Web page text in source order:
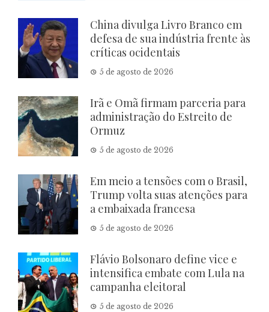
China divulga Livro Branco em
defesa de sua indústria frente às
críticas ocidentais
5 de agosto de 2026
Irã e Omã firmam parceria para
administração do Estreito de
Ormuz
5 de agosto de 2026
Em meio a tensões com o Brasil,
Trump volta suas atenções para
a embaixada francesa
5 de agosto de 2026
Flávio Bolsonaro define vice e
intensifica embate com Lula na
campanha eleitoral
5 de agosto de 2026